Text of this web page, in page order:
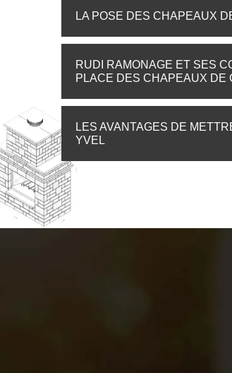
LA POSE DES CHAPEAUX
RUDI RAMONAGE ET SES
PLACE DES CHAPEAUX DE
LES AVANTAGES DE
YVEL